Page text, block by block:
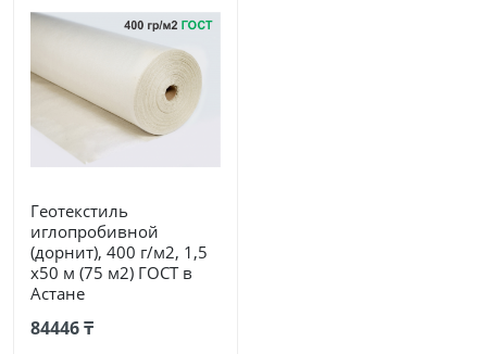
Геотекстиль
иглопробивной
(дорнит), 400 г/м2, 1,5
х50 м (75 м2) ГОСТ в
Астане
84446 ₸